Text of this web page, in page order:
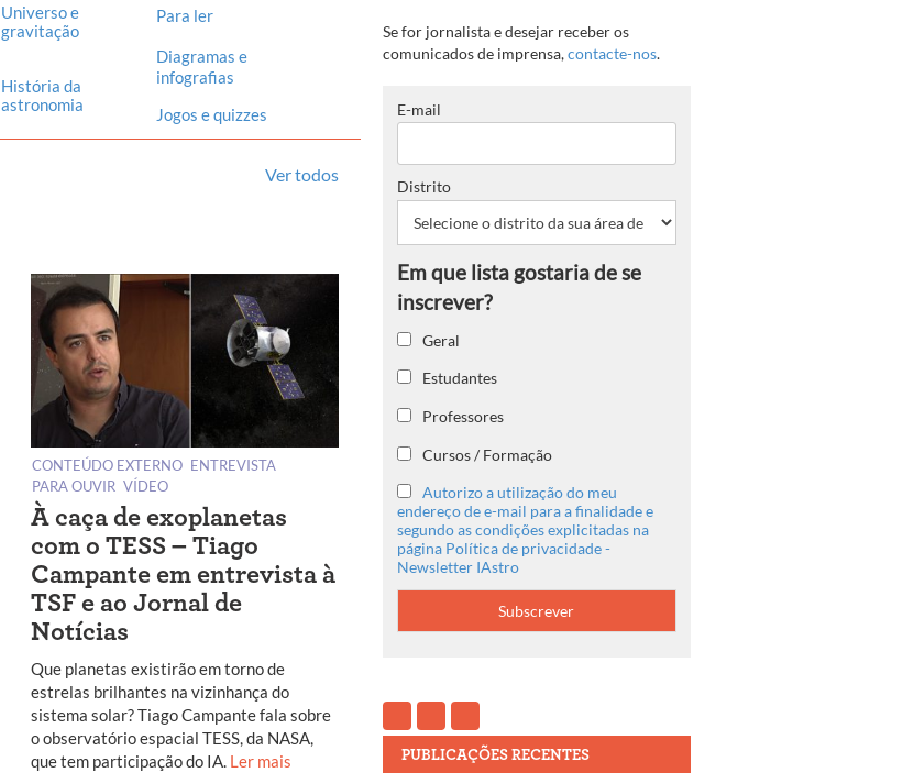
Universo e
gravitação
História da
astronomia
Para ler
Diagramas e
infografias
Jogos e quizzes
Ver todos
CONTEÚDO EXTERNO ENTREVISTA
PARA OUVIR VÍDEO
À caça de exoplanetas
com o TESS – Tiago
Campante em entrevista à
TSF e ao Jornal de
Notícias
Que planetas existirão em torno de
estrelas brilhantes na vizinhança do
sistema solar? Tiago Campante fala sobre
o observatório espacial TESS, da NASA,
que tem participação do IA. Ler mais
Se for jornalista e desejar receber os
comunicados de imprensa,contacte-nos.
E-mail
Distrito
Geral
Estudantes
Professores
Cursos / Formação
Autorizo a utilização do meu
endereço de e-mail para a finalidade e
segundo as condições explicitadas na
página Política de privacidade -
Newsletter IAstro
PUBLICAÇÕES RECENTES